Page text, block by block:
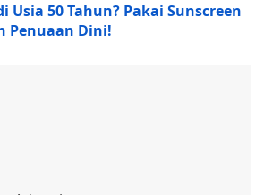
Usia 50 Tahun? Pakai Sunscreen
Penuaan Dini!